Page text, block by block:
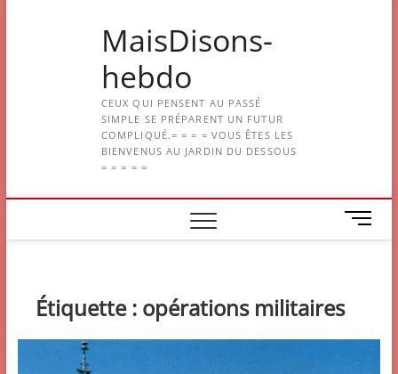
MaisDisons-
hebdo
CEUX QUI PENSENT AU PASSÉ
SIMPLE SE PRÉPARENT UN FUTUR
COMPLIQUÉ.= = = = VOUS ÊTES LES
BIENVENUS AU JARDIN DU DESSOUS
= = = = =
M
e
Étiquette : opérations militaires